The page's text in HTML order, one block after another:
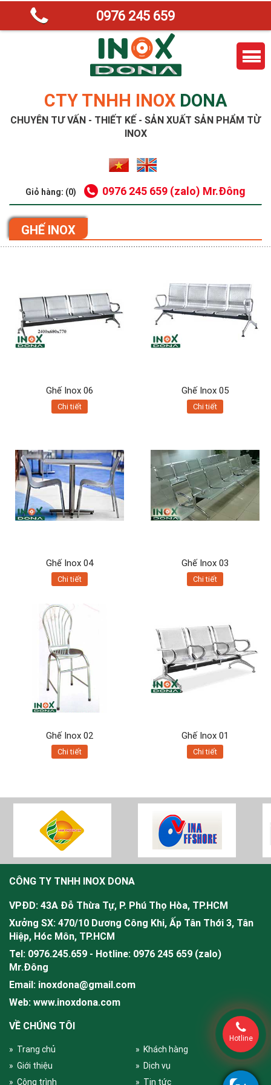
CTY TNHH INOX DONA
CHUYÊN TƯ VẤN - THIẾT KẾ - SẢN XUẤT SẢN PHẨM TỪ
INOX
Giỏ hàng: (0) 0976 245 659 (zalo) Mr.Đông
0976 245 659
GHẾ INOX
Ghế Inox 06
Chi tiết
Ghế Inox 05
Chi tiết
Ghế Inox 04
Chi tiết
Ghế Inox 03
Chi tiết
Ghế Inox 02
Chi tiết
Ghế Inox 01
Chi tiết
CÔNG TY TNHH INOX DONA
VPĐD: 43A Đỗ Thừa Tự, P. Phú Thọ Hòa, TP.HCM
Xưởng SX: 470/10 Dương Công Khi, Ấp Tân Thới 3, Tân
Hiệp, Hóc Môn, TP.HCM
Tel: 0976.245.659 - Hotline: 0976 245 659 (zalo)
Mr.Đông
Email: inoxdona@gmail.com
Web: www.inoxdona.com
VỀ CHÚNG TÔI
» Trang chủ
» Khách hàng
» Giới thiệu
» Dịch vụ
» Công trình
» Tin tức
Hotline